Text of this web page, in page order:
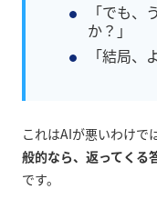
「でも
か？」
「結局、
これはAIが悪いわけで
般的なら、返ってくる
です。